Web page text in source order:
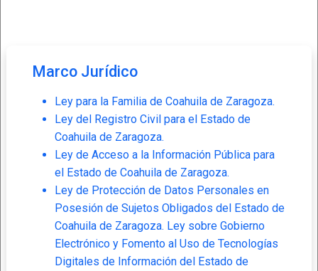
Marco Jurídico
Ley para la Familia de Coahuila de Zaragoza.
Ley del Registro Civil para el Estado de
Coahuila de Zaragoza.
Ley de Acceso a la Información Pública para
el Estado de Coahuila de Zaragoza.
Ley de Protección de Datos Personales en
Posesión de Sujetos Obligados del Estado de
Coahuila de Zaragoza. Ley sobre Gobierno
Electrónico y Fomento al Uso de Tecnologías
Digitales de Información del Estado de